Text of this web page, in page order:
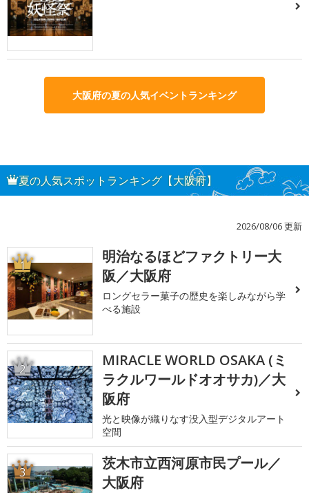
大阪府の夏の人気イベントランキング
夏の人気スポットランキング【大阪府】
2026/08/06 更新
1
明治なるほどファクトリー大
阪／大阪府
ロングセラー菓子の歴史を楽しみながら学
べる施設
2
MIRACLE WORLD OSAKA (ミ
ラクルワールドオオサカ)／大
阪府
光と映像が織りなす没入型デジタルアート
空間
3
茨木市立西河原市民プール／
大阪府